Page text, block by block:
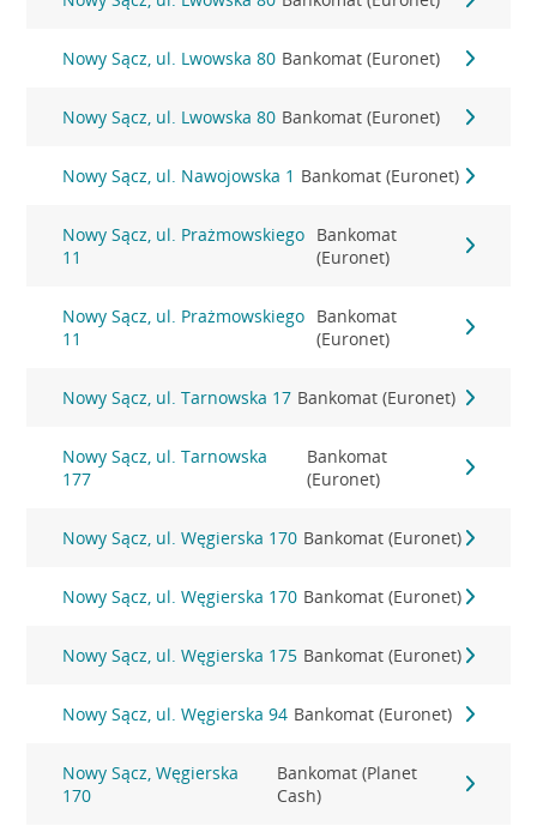
Nowy Sącz, ul. Lwowska 80 Bankomat (Euronet)
Nowy Sącz, ul. Lwowska 80 Bankomat (Euronet)
Nowy Sącz, ul. Nawojowska 1 Bankomat (Euronet)
Nowy Sącz, ul. Prażmowskiego
11
Bankomat
(Euronet)
Nowy Sącz, ul. Prażmowskiego
11
Bankomat
(Euronet)
Nowy Sącz, ul. Tarnowska 17 Bankomat (Euronet)
Nowy Sącz, ul. Tarnowska
177
Bankomat
(Euronet)
Nowy Sącz, ul. Węgierska 170 Bankomat (Euronet)
Nowy Sącz, ul. Węgierska 170 Bankomat (Euronet)
Nowy Sącz, ul. Węgierska 175 Bankomat (Euronet)
Nowy Sącz, ul. Węgierska 94 Bankomat (Euronet)
Nowy Sącz, Węgierska
170
Bankomat (Planet
Cash)